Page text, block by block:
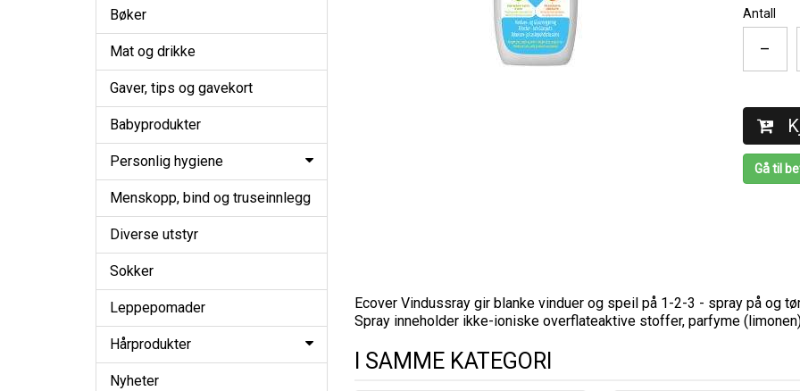
Bøker
Mat og drikke
Gaver, tips og gavekort
Babyprodukter
Personlig hygiene
Menskopp, bind og truseinnlegg
Diverse utstyr
Sokker
Leppepomader
Hårprodukter
Nyheter
Antall
–
Gå til
Ecover Vindussray gir blanke vinduer og speil på 1-2-3 - spray på og
Spray inneholder ikke-ioniske overflateaktive stoffer, parfyme
I SAMME KATEGORI